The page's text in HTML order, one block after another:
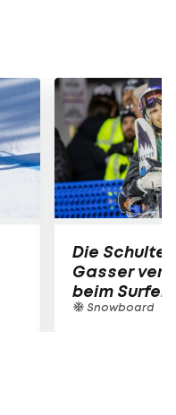
Die
Gasser
beim Surfen
Snowboard